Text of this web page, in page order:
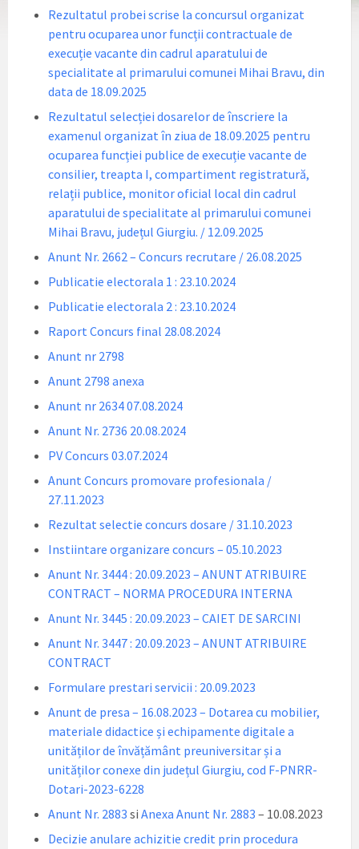
Rezultatul probei scrise la concursul organizat
pentru ocuparea unor funcții contractuale de
execuție vacante din cadrul aparatului de
specialitate al primarului comunei Mihai Bravu, din
data de 18.09.2025
Rezultatul selecției dosarelor de înscriere la
examenul organizat în ziua de 18.09.2025 pentru
ocuparea funcției publice de execuție vacante de
consilier, treapta I, compartiment registratură,
relații publice, monitor oficial local din cadrul
aparatului de specialitate al primarului comunei
Mihai Bravu, județul Giurgiu. / 12.09.2025
Anunt Nr. 2662 – Concurs recrutare / 26.08.2025
Publicatie electorala 1 : 23.10.2024
Publicatie electorala 2 : 23.10.2024
Raport Concurs final 28.08.2024
Anunt nr 2798
Anunt 2798 anexa
Anunt nr 2634 07.08.2024
Anunt Nr. 2736 20.08.2024
PV Concurs 03.07.2024
Anunt Concurs promovare profesionala /
27.11.2023
Rezultat selectie concurs dosare / 31.10.2023
Instiintare organizare concurs – 05.10.2023
Anunt Nr. 3444 : 20.09.2023 – ANUNT ATRIBUIRE
CONTRACT – NORMA PROCEDURA INTERNA
Anunt Nr. 3445 : 20.09.2023 – CAIET DE SARCINI
Anunt Nr. 3447 : 20.09.2023 – ANUNT ATRIBUIRE
CONTRACT
Formulare prestari servicii : 20.09.2023
Anunt de presa – 16.08.2023 – Dotarea cu mobilier,
materiale didactice și echipamente digitale a
unităților de învățământ preuniversitar și a
unităților conexe din județul Giurgiu, cod F-PNRR-
Dotari-2023-6228
Anunt Nr. 2883 si Anexa Anunt Nr. 2883 – 10.08.2023
Decizie anulare achizitie credit prin procedura